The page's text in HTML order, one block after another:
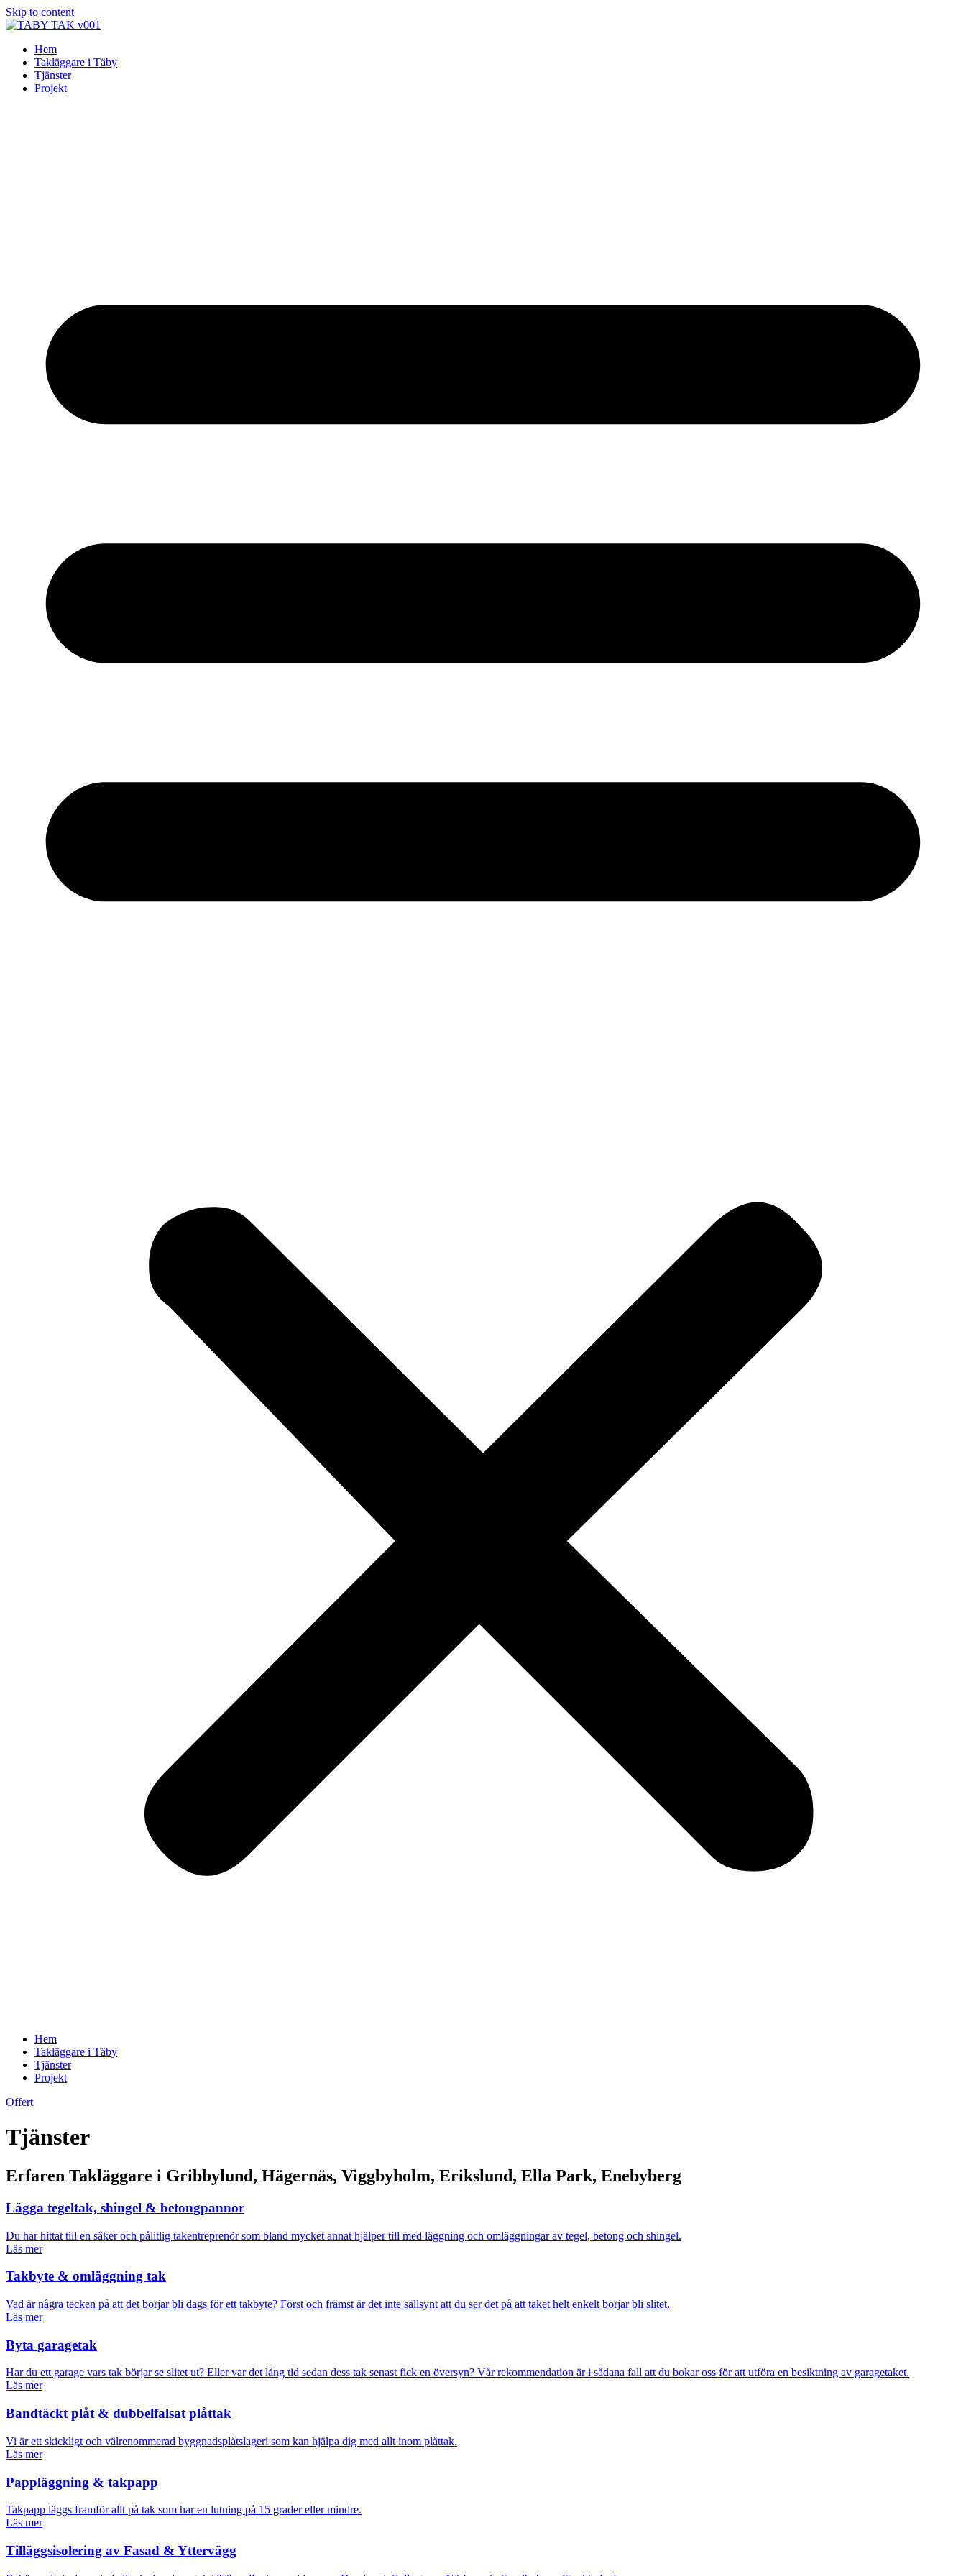
Skip to content
Hem
Takläggare i Täby
Tjänster
Projekt
Hem
Takläggare i Täby
Tjänster
Projekt
Offert
Tjänster
Erfaren Takläggare i Gribbylund, Hägernäs, Viggbyholm, Erikslund, Ella Park, Enebyberg
Lägga tegeltak, shingel & betongpannor
Du har hittat till en säker och pålitlig takentreprenör som bland mycket annat hjälper till med läggning och omläggningar av tegel, betong och shingel.
Läs mer
Takbyte & omläggning tak
Vad är några tecken på att det börjar bli dags för ett takbyte? Först och främst är det inte sällsynt att du ser det på att taket helt enkelt börjar bli slitet.
Läs mer
Byta garagetak
Har du ett garage vars tak börjar se slitet ut? Eller var det lång tid sedan dess tak senast fick en översyn? Vår rekommendation är i sådana fall att du bokar oss för att utföra en besiktning av garagetaket.
Läs mer
Bandtäckt plåt & dubbelfalsat plåttak
Vi är ett skickligt och välrenommerad byggnadsplåtslageri som kan hjälpa dig med allt inom plåttak.
Läs mer
Pappläggning & takpapp
Takpapp läggs framför allt på tak som har en lutning på 15 grader eller mindre.
Läs mer
Tilläggsisolering av Fasad & Yttervägg